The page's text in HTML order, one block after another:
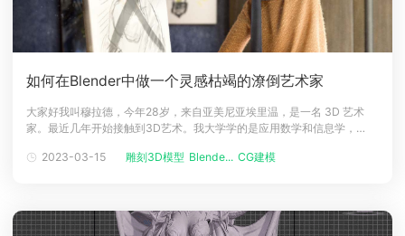
如何在Blender中做一个灵感枯竭的潦倒艺术家
大家好我叫穆拉德，今年28岁，来自亚美尼亚埃里温，是一名 3D 艺术
家。最近几年开始接触到3D艺术。我大学学的是应用数学和信息学，
Max，然后转向了 Maya，并在埃里温的一家小工作室找到了第一份全职
2023-03-15 雕刻3D模型 Blende... CG建模